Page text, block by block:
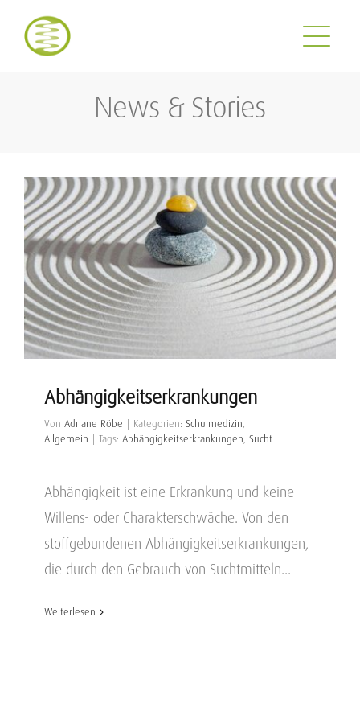
Inhalt
News & Stories
Abhängigkeitserkrankungen
Von Adriane Röbe Kategorien: Schulmedizin,
Allgemein
Tags: Abhängigkeitserkrankungen, Sucht
Abhängigkeit ist eine Erkrankung und keine
Willens- oder Charakterschwäche. Von den
stoffgebundenen Abhängigkeitserkrankungen,
die durch den Gebrauch von Suchtmitteln...
Weiterlesen